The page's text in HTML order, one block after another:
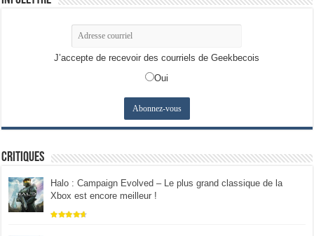
J’accepte de recevoir des courriels de Geekbecois
Oui
Critiques
Halo : Campaign Evolved – Le plus grand classique de la
Xbox est encore meilleur !